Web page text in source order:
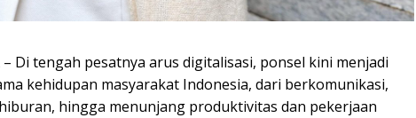
– Di tengah pesatnya arus digitalisasi, ponsel kini menjadi
kehidupan masyarakat Indonesia, dari berkomunikasi,
hingga menunjang produktivitas dan pekerjaan